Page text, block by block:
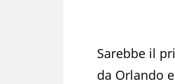
Sarebbe il
da Orlando